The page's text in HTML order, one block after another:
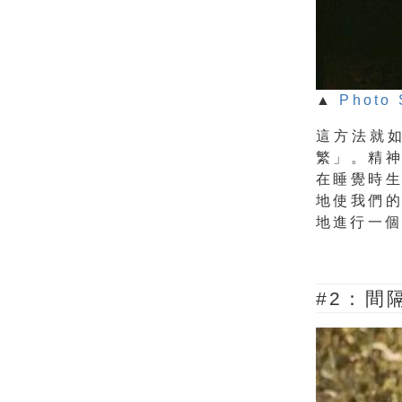
▲ Photo
這方法就
繁」。精
在睡覺時
地使我們
地進行一
#2：間